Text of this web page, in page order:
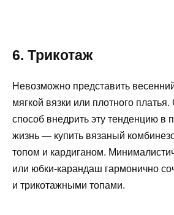
6. Трикотаж
Невозможно представить
мягкой вязки или плотного
способ внедрить эту тенденцию в
жизнь — купить вязаный
топом и кардиганом.
или юбки-карандаш гармонично
и трикотажными топами.